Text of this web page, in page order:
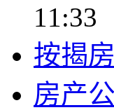
11:33
按揭
房产